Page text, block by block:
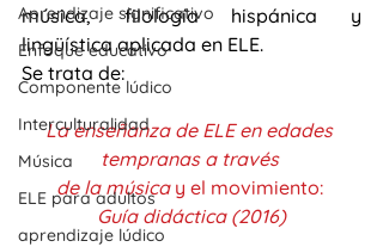
Aprendizaje significativo
Enfoque educativo
Componente lúdico
Interculturalidad
Música
ELE para adultos
aprendizaje lúdico
música, filología hispánica y
lingüística aplicada en ELE.
Se trata de:
La enseñanza de ELE en edades
tempranas a través
de la música y el movimiento:
Guía didáctica (2016)